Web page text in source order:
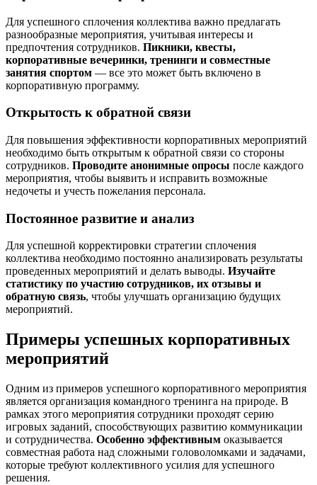
Для успешного сплочения коллектива важно предлагать
разнообразные мероприятия, учитывая интересы и
предпочтения сотрудников. Пикники, квесты,
корпоративные вечеринки, тренинги и совместные
занятия спортом — все это может быть включено в
корпоративную программу.
Открытость к обратной связи
Для повышения эффективности корпоративных мероприятий
необходимо быть открытым к обратной связи со стороны
сотрудников. Проводите анонимные опросы после каждого
мероприятия, чтобы выявить и исправить возможные
недочеты и учесть пожелания персонала.
Постоянное развитие и анализ
Для успешной корректировки стратегии сплочения
коллектива необходимо постоянно анализировать результаты
проведенных мероприятий и делать выводы. Изучайте
статистику по участию сотрудников, их отзывы и
обратную связь, чтобы улучшать организацию будущих
мероприятий.
Примеры успешных корпоративных
мероприятий
Одним из примеров успешного корпоративного мероприятия
является организация командного тренинга на природе. В
рамках этого мероприятия сотрудники проходят серию
игровых заданий, способствующих развитию коммуникации
и сотрудничества. Особенно эффективным оказывается
совместная работа над сложными головоломками и задачами,
которые требуют коллективного усилия для успешного
решения.